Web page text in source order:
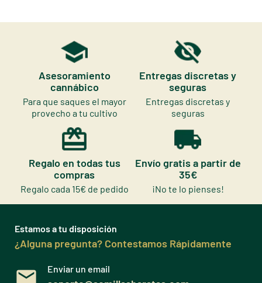
Asesoramiento
cannábico
Para que saques el mayor
provecho a tu cultivo
Entregas discretas y
seguras
Entregas discretas y
seguras
Regalo en todas tus
compras
Regalo cada 15€ de pedido
Envío gratis a partir de
35€
¡No te lo pienses!
Estamos a tu disposición
¿Alguna pregunta? Contestamos Rápidamente
Enviar un email